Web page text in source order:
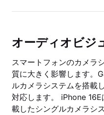
オーディオビジ
スマートフォンのカメラ
質に大きく影響します。
ルカメラシステムを搭載
対応します。 iPhone
載したシングルカメラシ